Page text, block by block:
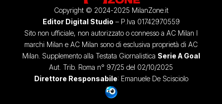
Copyright © 2024-2025 MilanZone.it
Editor Digital Studio – P.Iva 01742970559
Sito non ufficiale, non autorizzato o connesso a AC Milan I
marchi Milan e AC Milan sono di esclusiva proprietà di AC
Milan. Supplemento alla Testata Giornalistica Serie A Goal
Aut. Trib. Roma n° 97/25 del 02/10/2025
Direttore Responsabile: Emanuele De Scisciolo